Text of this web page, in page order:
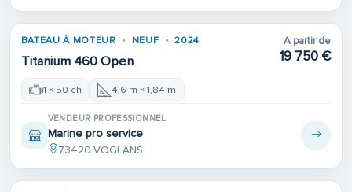
BATEAU À MOTEUR NEUF 2024
Titanium 460 Open
A partir de
19 750 €
1 × 50 ch 4,6 m × 1,84 m
VENDEUR PROFESSIONNEL
Marine pro service
73420 VOGLANS